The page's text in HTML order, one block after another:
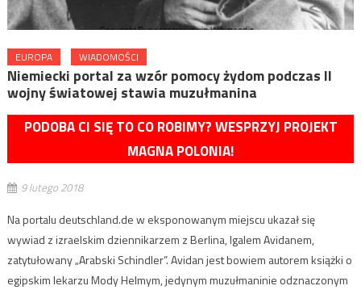
EUROPA WIADOMOŚCI
Niemiecki portal za wzór pomocy żydom podczas II
wojny światowej stawia muzułmanina
PODOBA CI SIĘ TO CO ROBIMY? WESPRZYJ PROJEKT
MAGNA POLONIA!
9 lutego 2018
Na portalu deutschland.de w eksponowanym miejscu ukazał się
wywiad z izraelskim dziennikarzem z Berlina, Igalem Avidanem,
zatytułowany „Arabski Schindler”. Avidan jest bowiem autorem książki o
egipskim lekarzu Mody Helmym, jedynym muzułmaninie odznaczonym